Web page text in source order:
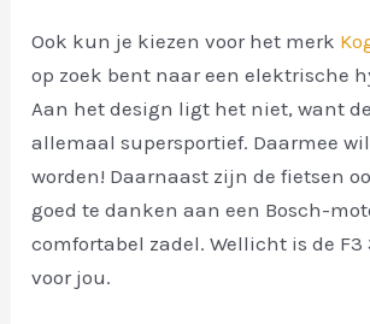
Ook kun je kiezen voor het merk
op zoek bent naar een elektrische
Aan het design ligt het niet, want
allemaal supersportief. Daarmee
worden! Daarnaast zijn de fietsen
goed te danken aan een Bosch-
comfortabel zadel. Wellicht is de F3
voor jou.